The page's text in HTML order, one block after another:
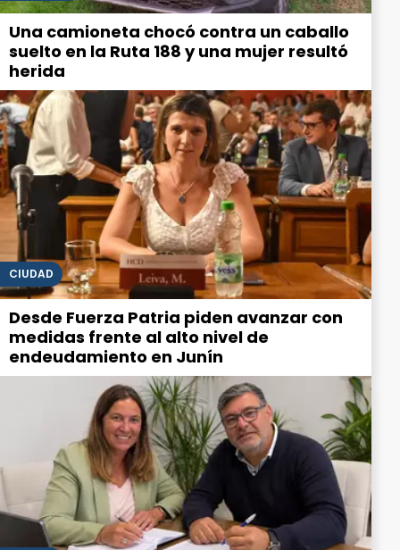
Una camioneta chocó contra un caballo
suelto en la Ruta 188 y una mujer resultó
herida
CIUDAD
Desde Fuerza Patria piden avanzar con
medidas frente al alto nivel de
endeudamiento en Junín